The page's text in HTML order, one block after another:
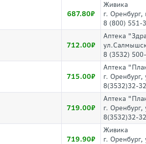
687.80
Живика
г.
8 (800) 551-
712.00
Аптека
8 (3532)
715.00
Аптека
г. Оренбург,
8(3532)32-
719.00
Аптека
г.
8(3532)32-
719.90
Живика
г.